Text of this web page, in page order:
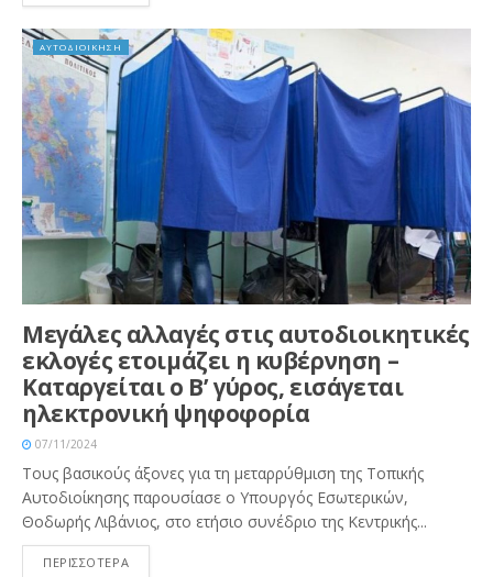
ΑΥΤΟΔΙΟΙΚΗΣΗ
Μεγάλες αλλαγές στις αυτοδιοικητικές
εκλογές ετοιμάζει η κυβέρνηση –
Καταργείται ο Β’ γύρος, εισάγεται
ηλεκτρονική ψηφοφορία
07/11/2024
Τους βασικούς άξονες για τη μεταρρύθμιση της Τοπικής
Αυτοδιοίκησης παρουσίασε ο Υπουργός Εσωτερικών,
Θοδωρής Λιβάνιος, στο ετήσιο συνέδριο της Κεντρικής...
ΠΕΡΙΣΣΟΤΕΡΑ